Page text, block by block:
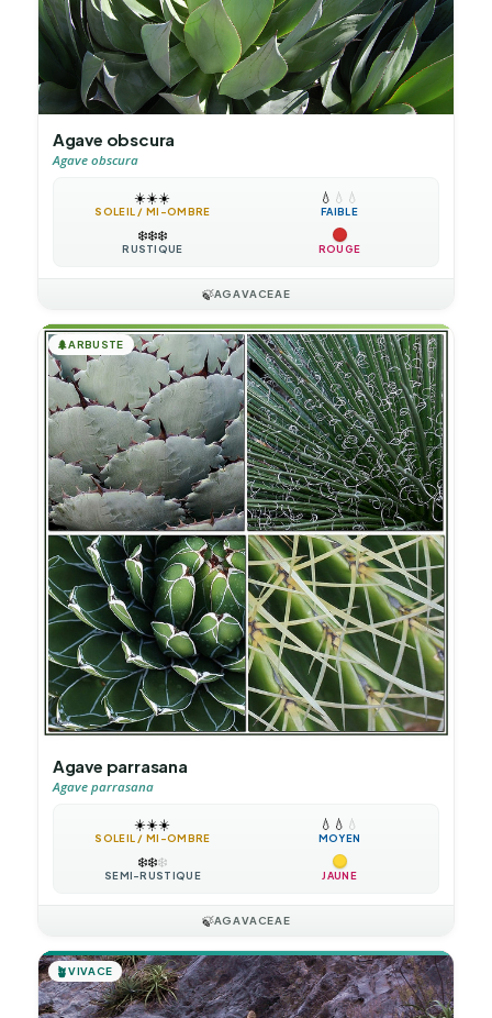
Agave obscura
Agave obscura
☀️☀️☀️
SOLEIL / MI-OMBRE
💧 💧 💧
FAIBLE
❄️❄️❄️
RUSTIQUE ROUGE
🍃AGAVACEAE
🌲ARBUSTE
Agave parrasana
Agave parrasana
☀️☀️☀️
SOLEIL / MI-OMBRE
💧 💧 💧
MOYEN
❄️❄️❄️
SEMI-RUSTIQUE JAUNE
🍃AGAVACEAE
🪴VIVACE